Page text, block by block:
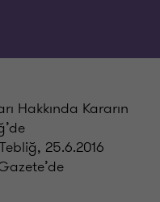
Hakkında Kararın
25.6.2016